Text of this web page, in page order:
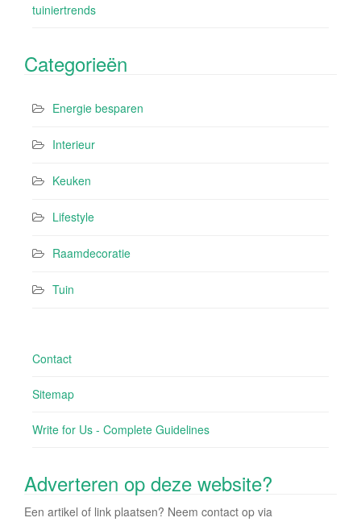
tuiniertrends
Categorieën
Energie besparen
Interieur
Keuken
Lifestyle
Raamdecoratie
Tuin
Contact
Sitemap
Write for Us - Complete Guidelines
Adverteren op deze website?
Een artikel of link plaatsen? Neem contact op via